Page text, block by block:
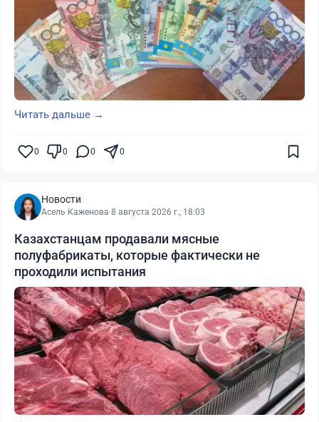
Читать дальше →
0 0 0 0
Новости
Асель Каженова·8 августа 2026 г., 18:03
Казахстанцам продавали мясные
полуфабрикаты, которые фактически не
проходили испытания